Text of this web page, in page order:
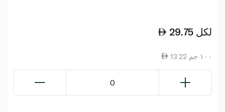
29.75 لكل
13.22 ١٠٠ جم
0